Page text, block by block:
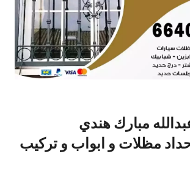
مبارك هندي
حداد مظلات و ابواب و تركيب